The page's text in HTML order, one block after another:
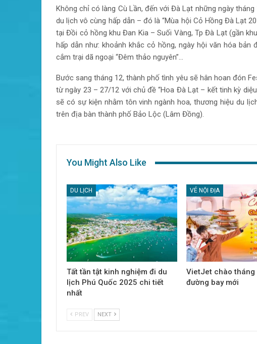
Không chỉ có làng Cù Lần, đến với Đà Lạt những ngày
du lịch vô cùng hấp dẫn – đó là “Mùa hội Cỏ Hồng Đà Lạt
tại Đồi cỏ hồng khu Đan Kia – Suối Vàng, Tp Đà Lạt (gần
hấp dẫn như: khoảnh khắc cỏ hồng, ngày hội văn hóa bản
cắm trại dã ngoại “Đêm thảo nguyên”…
Bước sang tháng 12, thành phố tình yêu sẽ hân hoan đón
từ ngày 23 – 27/12 với chủ đề “Hoa Đà Lạt – kết tinh kỳ
sẽ có sự kiện nhằm tôn vinh ngành hoa, thương hiệu du
trên địa bàn thành phố Bảo Lộc (Lâm Đồng).
You Might Also Like
DU LỊCH
Tất tần tật kinh nghiệm đi du
lịch Phú Quốc 2025 chi tiết
nhất
VÉ NỘI ĐỊA
VietJet chào tháng
đường bay mới
PREV NEXT